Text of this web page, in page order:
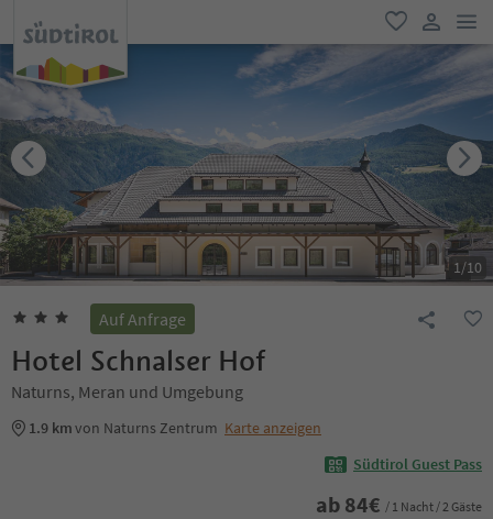
favorit
user link
1/10
Auf Anfrage
Hotel Schnalser Hof
Naturns, Meran und Umgebung
1.9 kmvon Naturns Zentrum Karte anzeigen
Südtirol Guest Pass
ab 84€ / 1 Nacht / 2 Gäste